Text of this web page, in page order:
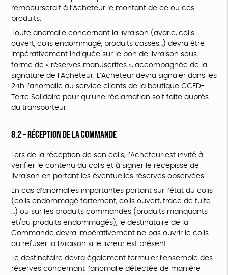
rembourserait à l’Acheteur le montant de ce ou ces
produits.
Toute anomalie concernant la livraison (avarie, colis
ouvert, colis endommagé, produits cassés…) devra être
impérativement indiquée sur le bon de livraison sous
forme de « réserves manuscrites », accompagnée de la
signature de l’Acheteur. L’Acheteur devra signaler dans les
24h l’anomalie au service clients de la boutique CCFD-
Terre Solidaire pour qu’une réclamation soit faite auprès
du transporteur.
8.2 – Réception de la Commande
Lors de la réception de son colis, l’Acheteur est invité à
vérifier le contenu du colis et à signer le récépissé de
livraison en portant les éventuelles réserves observées.
En cas d’anomalies importantes portant sur l’état du colis
(colis endommagé fortement, colis ouvert, trace de fuite
…) ou sur les produits commandés (produits manquants
et/ou produits endommagés), le destinataire de la
Commande devra impérativement ne pas ouvrir le colis
ou refuser la livraison si le livreur est présent.
Le destinataire devra également formuler l’ensemble des
réserves concernant l’anomalie détectée de manière